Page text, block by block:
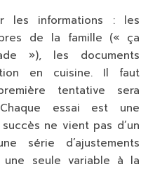
les informations : les
de la famille (« ça
»), les documents
en cuisine. Il faut
tentative sera
essai est une
ne vient pas d’un
série d’ajustements
une seule variable à la